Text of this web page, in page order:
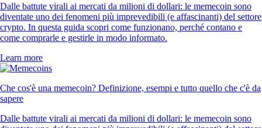
Dalle battute virali ai mercati da milioni di dollari: le memecoin sono
diventate uno dei fenomeni più imprevedibili (e affascinanti) del settore
crypto. In questa guida scopri come funzionano, perché contano e
come comprarle e gestirle in modo informato.
Learn more
Che cos'è una memecoin? Definizione, esempi e tutto quello che c'è da
sapere
Dalle battute virali ai mercati da milioni di dollari: le memecoin sono